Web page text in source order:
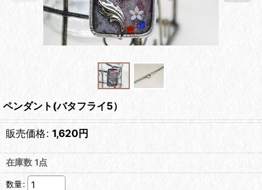
ペンダント(バタフライ5）
販売価格: 1,620円
在庫数 1点
数量: